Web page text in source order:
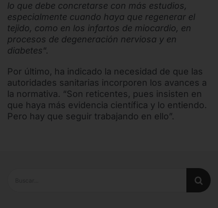
lo que debe concretarse con más estudios,
especialmente cuando haya que regenerar el
tejido, como en los infartos de miocardio, en
procesos de degeneración nerviosa y en
diabetes“.
Por último, ha indicado la necesidad de que las
autoridades sanitarias incorporen los avances a
la normativa. “Son reticentes, pues insisten en
que haya más evidencia científica y lo entiendo.
Pero hay que seguir trabajando en ello”.